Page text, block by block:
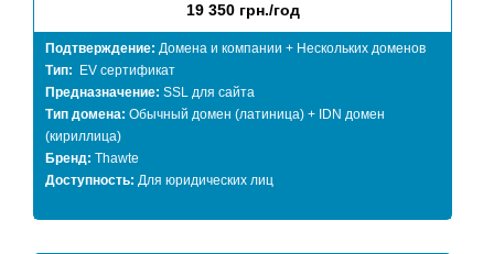
19 350 грн./год
Подтверждение: Домена и компании + Нескольких доменов
Тип:
EV сертификат
Предназначение: SSL для сайта
Тип домена: Обычный домен (латиница) + IDN домен
(кириллица)
Бренд: Thawte
Доступность: Для юридических лиц